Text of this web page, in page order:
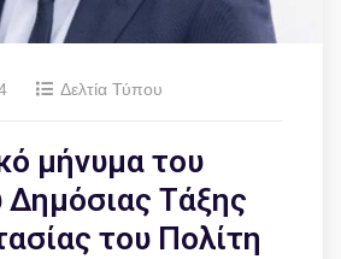
Δελτία Τύπου
μήνυμα του
Τάξης
του Πολίτη